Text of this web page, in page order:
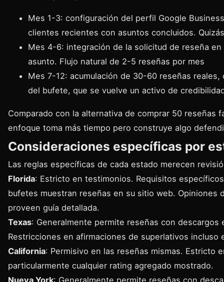
Mes 1-3: configuración del perfil Google
clientes recientes con asuntos concluidos.
Mes 4-6: integración de la solicitud de reseña
asunto. Flujo natural de 2-5 reseñas por mes
Mes 7-12: acumulación de 30-60 reseñas
del bufete, que se vuelve un activo de
Comparado con la alternativa de comprar 50 reseñas
enfoque toma más tiempo pero construye algo
Consideraciones específicas por
Las reglas específicas de cada estado merecen
Florida: Estricto en testimonios. Requisitos
bufetes muestran reseñas en su sitio web. Opiniones
proveen guía detallada.
Texas: Generalmente permite reseñas con descargos
Restricciones en afirmaciones de superlativos incluso
California: Permisivo en las reseñas mismas. Estricto
particularmente cualquier rating agregado mostrado.
Nueva York: Generalmente permite reseñas con